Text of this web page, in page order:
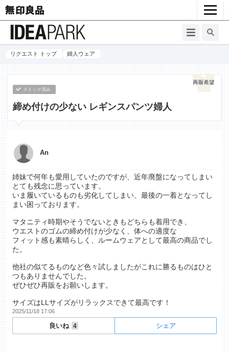
リクエスト トップ 婦人ウェア
ストック済み
締め付けの少ない レギンスパンツ婦人
An
姉妹で何年も愛用していたのですが、近年廃盤になってしまい
とても残念に思っています。
いま履いているものも劣化してしまい、最後の一着となってし
まい困っております。
マタニティ時期やそうでないときもどちらも着用でき、
ウエストのゴムの締め付けが少なく、体への適度な
フィット感も素晴らしく、ルームウェアとして最高の商品でし
た。
他社の似てるものなど色々試しましたがこれに勝るものはひと
つもありませんでした。
ぜひぜひ再販をお願いします。
サイズはLLサイズがリラックスできて最高です！
2025/11/18 17:06
良いね 4 シェア